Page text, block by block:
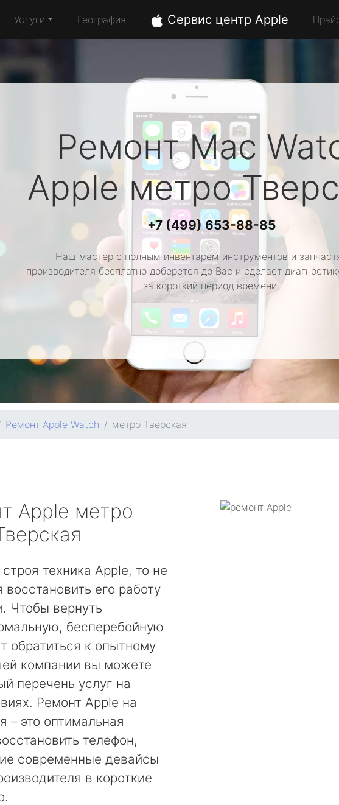
Услуги География Сервис центр Apple
Ремонт Mac
Apple метро
+7 (499) 653-88-85
Наш мастер с полным инвентарем инструментов и
производителя бесплатно доберется до Вас и сделает
за короткий период времени.
Ремонт Apple Watch метро Тверская
Apple метро
техника Apple, то не
восстановить его работу
Чтобы вернуть
бесперебойную
обратиться к опытному
компании вы можете
перечень услуг на
Ремонт Apple на
– это оптимальная
телефон,
современные девайсы
в короткие